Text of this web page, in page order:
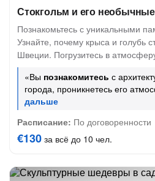
Стокгольм и его
Познакомьтесь с уникальными
Узнайте, почему крыса и голубь
Швеции. Погрузитесь в
«Вы познакомитесь с
города, проникнетесь его
Расписание: По договоренности
€130 за всё до 10 чел.